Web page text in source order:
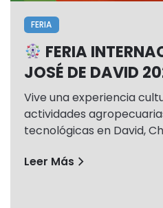
FERIA
FERIA
JOSÉ DE DAVID
Vive una experiencia
actividades
tecnológicas en David,
Leer Más